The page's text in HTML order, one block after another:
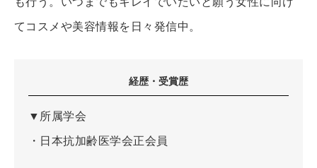
てコスメや美容情報を日々発信中。
経歴・受賞歴
▼所属学会
・日本抗加齢医学会正会員